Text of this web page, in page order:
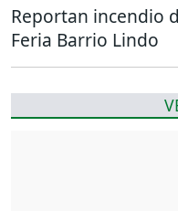
Reportan incendio
Feria Barrio Lindo